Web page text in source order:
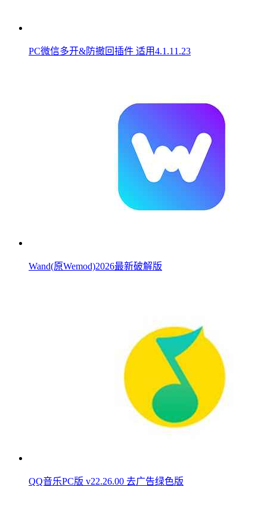
PC微信多开&防撤回插件 适用4.1.11.23
Wand(原Wemod)2026最新破解版
QQ音乐PC版 v22.26.00 去广告绿色版